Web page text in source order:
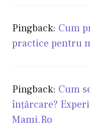
Pingback: Cum
practice pentru
Pingback: Cum
înţărcare?
Mami.Ro